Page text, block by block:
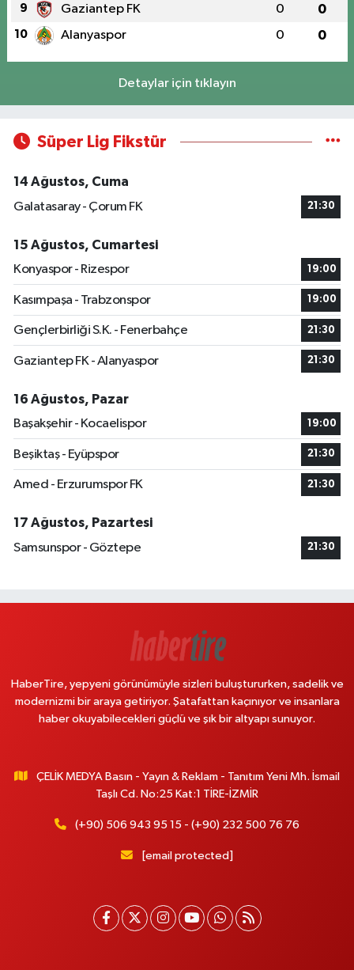
9 Gaziantep FK 0 0
10 Alanyaspor 0 0
Detaylar için tıklayın
Süper Lig Fikstür
14 Ağustos, Cuma
Galatasaray - Çorum FK
21:30
15 Ağustos, Cumartesi
Konyaspor - Rizespor
19:00
Kasımpaşa - Trabzonspor 19:00
Gençlerbirliği S.K. - Fenerbahçe 21:30
Gaziantep FK - Alanyaspor 21:30
16 Ağustos, Pazar
Başakşehir - Kocaelispor
19:00
Beşiktaş - Eyüpspor 21:30
Amed - Erzurumspor FK 21:30
17 Ağustos, Pazartesi
Samsunspor - Göztepe
21:30
HaberTire, yepyeni görünümüyle sizleri buluştururken, sadelik ve
modernizmi bir araya getiriyor. Şatafattan kaçınıyor ve insanlara
haber okuyabilecekleri güçlü ve şık bir altyapı sunuyor.
ÇELİK MEDYA Basın - Yayın & Reklam - Tanıtım Yeni Mh. İsmail
Taşlı Cd. No:25 Kat:1 TİRE-İZMİR
(+90) 506 943 95 15 - (+90) 232 500 76 76
[email protected]